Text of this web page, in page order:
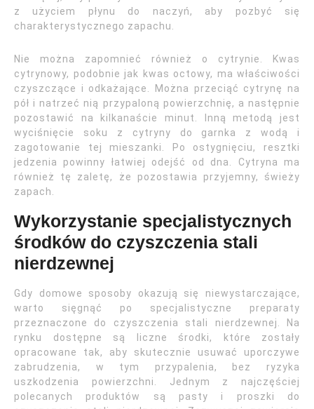
z użyciem płynu do naczyń, aby pozbyć się
charakterystycznego zapachu.
Nie można zapomnieć również o cytrynie. Kwas
cytrynowy, podobnie jak kwas octowy, ma właściwości
czyszczące i odkażające. Można przeciąć cytrynę na
pół i natrzeć nią przypaloną powierzchnię, a następnie
pozostawić na kilkanaście minut. Inną metodą jest
wyciśnięcie soku z cytryny do garnka z wodą i
zagotowanie tej mieszanki. Po ostygnięciu, resztki
jedzenia powinny łatwiej odejść od dna. Cytryna ma
również tę zaletę, że pozostawia przyjemny, świeży
zapach.
Wykorzystanie specjalistycznych
środków do czyszczenia stali
nierdzewnej
Gdy domowe sposoby okazują się niewystarczające,
warto sięgnąć po specjalistyczne preparaty
przeznaczone do czyszczenia stali nierdzewnej. Na
rynku dostępne są liczne środki, które zostały
opracowane tak, aby skutecznie usuwać uporczywe
zabrudzenia, w tym przypalenia, bez ryzyka
uszkodzenia powierzchni. Jednym z najczęściej
polecanych produktów są pasty i proszki do